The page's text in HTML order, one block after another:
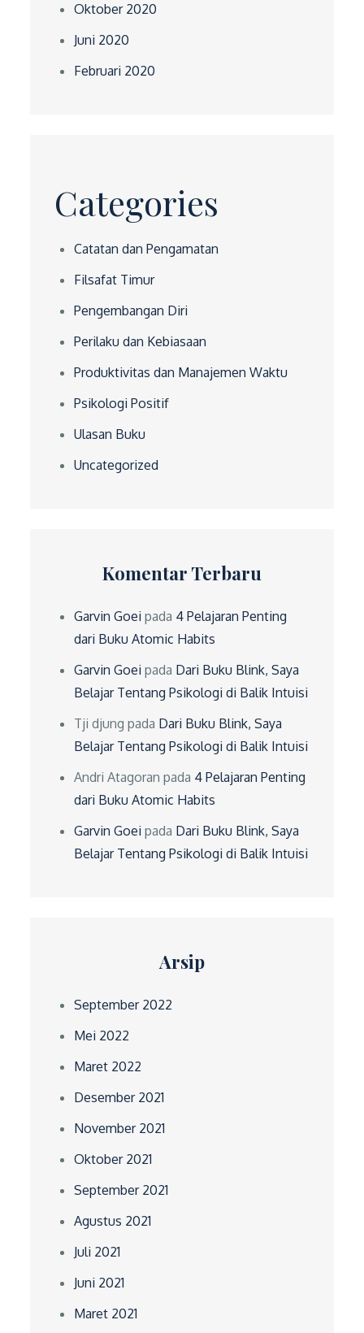
Oktober 2020
Juni 2020
Februari 2020
Categories
Catatan dan Pengamatan
Filsafat Timur
Pengembangan Diri
Perilaku dan Kebiasaan
Produktivitas dan Manajemen Waktu
Psikologi Positif
Ulasan Buku
Uncategorized
Komentar Terbaru
Garvin Goei pada 4 Pelajaran Penting
dari Buku Atomic Habits
Garvin Goei pada Dari Buku Blink, Saya
Belajar Tentang Psikologi di Balik Intuisi
Tji djung pada Dari Buku Blink, Saya
Belajar Tentang Psikologi di Balik Intuisi
Andri Atagoran pada 4 Pelajaran Penting
dari Buku Atomic Habits
Garvin Goei pada Dari Buku Blink, Saya
Belajar Tentang Psikologi di Balik Intuisi
Arsip
September 2022
Mei 2022
Maret 2022
Desember 2021
November 2021
Oktober 2021
September 2021
Agustus 2021
Juli 2021
Juni 2021
Maret 2021